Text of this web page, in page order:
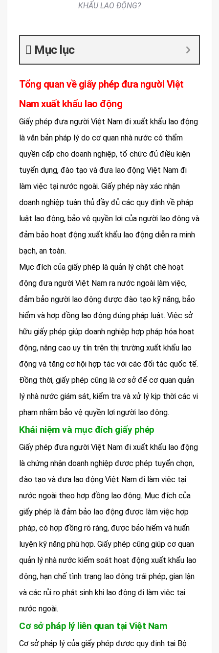
KHẨU LAO ĐỘNG?
Mục lục
Tổng quan về giấy phép đưa người Việt
Nam xuất khẩu lao động
Giấy phép đưa người Việt Nam đi xuất khẩu lao động
là văn bản pháp lý do cơ quan nhà nước có thẩm
quyền cấp cho doanh nghiệp, tổ chức đủ điều kiện
tuyển dụng, đào tạo và đưa lao động Việt Nam đi
làm việc tại nước ngoài. Giấy phép này xác nhận
doanh nghiệp tuân thủ đầy đủ các quy định về pháp
luật lao động, bảo vệ quyền lợi của người lao động và
đảm bảo hoạt động xuất khẩu lao động diễn ra minh
bạch, an toàn.
Mục đích của giấy phép là quản lý chặt chẽ hoạt
động đưa người Việt Nam ra nước ngoài làm việc,
đảm bảo người lao động được đào tạo kỹ năng, bảo
hiểm và hợp đồng lao động đúng pháp luật. Việc sở
hữu giấy phép giúp doanh nghiệp hợp pháp hóa hoạt
động, nâng cao uy tín trên thị trường xuất khẩu lao
động và tăng cơ hội hợp tác với các đối tác quốc tế.
Đồng thời, giấy phép cũng là cơ sở để cơ quan quản
lý nhà nước giám sát, kiểm tra và xử lý kịp thời các vi
phạm nhằm bảo vệ quyền lợi người lao động.
Khái niệm và mục đích giấy phép
Giấy phép đưa người Việt Nam đi xuất khẩu lao động
là chứng nhận doanh nghiệp được phép tuyển chọn,
đào tạo và đưa lao động Việt Nam đi làm việc tại
nước ngoài theo hợp đồng lao động. Mục đích của
giấy phép là đảm bảo lao động được làm việc hợp
pháp, có hợp đồng rõ ràng, được bảo hiểm và huấn
luyện kỹ năng phù hợp. Giấy phép cũng giúp cơ quan
quản lý nhà nước kiểm soát hoạt động xuất khẩu lao
động, hạn chế tình trạng lao động trái phép, gian lận
và các rủi ro phát sinh khi lao động đi làm việc tại
nước ngoài.
Cơ sở pháp lý liên quan tại Việt Nam
Cơ sở pháp lý của giấy phép được quy định tại Bộ